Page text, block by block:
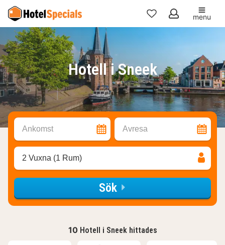
Mina
favoriter
menu
Hotell i Sneek
Ankomst Avresa
2 Vuxna (1 Rum)
Sök
10 Hotell i Sneek hittades